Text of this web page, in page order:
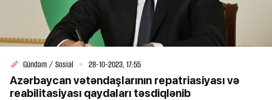
Gündəm / Sosial 28-10-2023, 17:55
Azərbaycan vətəndaşlarının repatriasiyası və
reabilitasiyası qaydaları təsdiqlənib